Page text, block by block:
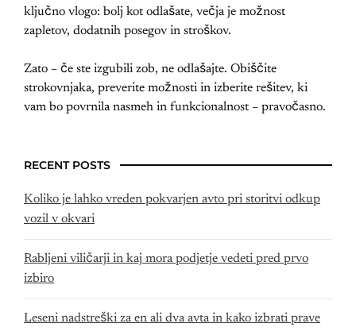
ključno vlogo: bolj kot odlašate, večja je možnost
zapletov, dodatnih posegov in stroškov.
Zato – če ste izgubili zob, ne odlašajte. Obiščite
strokovnjaka, preverite možnosti in izberite rešitev, ki
vam bo povrnila nasmeh in funkcionalnost – pravočasno.
RECENT POSTS
Koliko je lahko vreden pokvarjen avto pri storitvi odkup
vozil v okvari
Rabljeni viličarji in kaj mora podjetje vedeti pred prvo
izbiro
Leseni nadstreški za en ali dva avta in kako izbrati prave